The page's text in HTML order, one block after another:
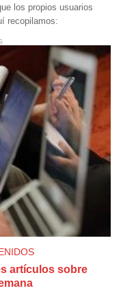
los propios usuarios
recopilamos:
artículos sobre